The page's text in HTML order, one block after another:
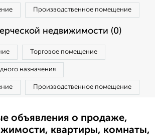
Производственное помещение
недвижимости (0)
Торговое помещение
назначения
Производственное помещение
объявления о продаже,
квартиры, комнаты,